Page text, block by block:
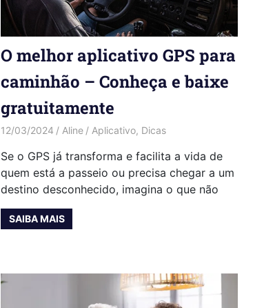
O melhor aplicativo GPS para
caminhão – Conheça e baixe
gratuitamente
12/03/2024 Aline Aplicativo, Dicas
Se o GPS já transforma e facilita a vida de
quem está a passeio ou precisa chegar a um
destino desconhecido, imagina o que não
SAIBA MAIS